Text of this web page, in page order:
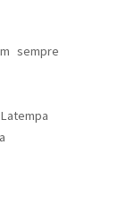
sempre